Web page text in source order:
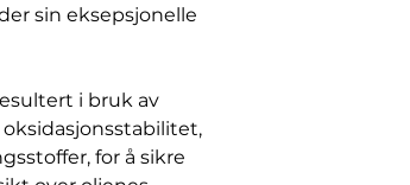
sin eksepsjonelle
i bruk av
for å sikre